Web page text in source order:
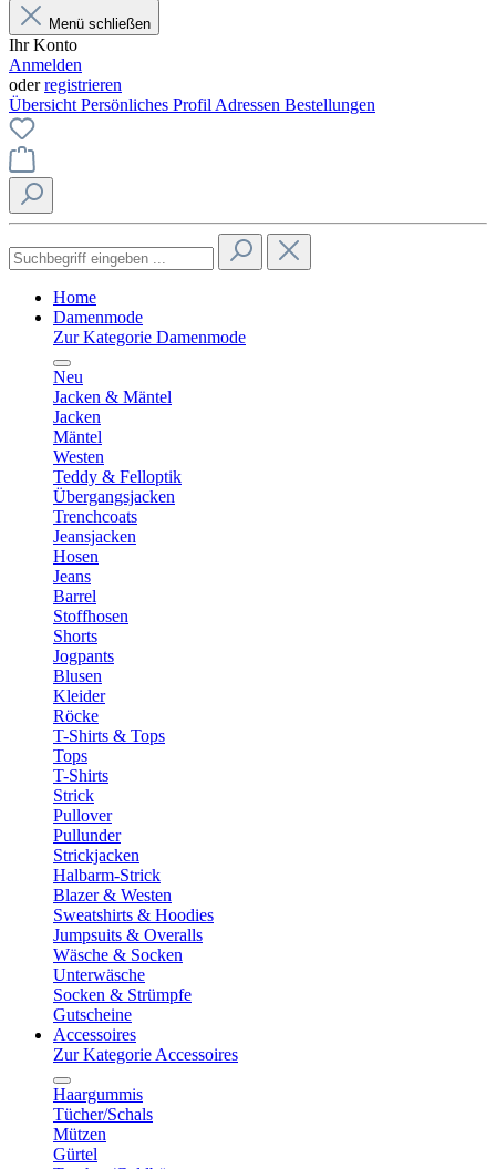
Menü schließen
Ihr Konto
Anmelden
oderregistrieren
Übersicht Persönliches Profil Adressen Bestellungen
Home
Damenmode
Zur Kategorie Damenmode
Neu
Jacken & Mäntel
Jacken
Mäntel
Westen
Teddy & Felloptik
Übergangsjacken
Trenchcoats
Jeansjacken
Hosen
Jeans
Barrel
Stoffhosen
Shorts
Jogpants
Blusen
Kleider
Röcke
T-Shirts & Tops
Tops
T-Shirts
Strick
Pullover
Pullunder
Strickjacken
Halbarm-Strick
Blazer & Westen
Sweatshirts & Hoodies
Jumpsuits & Overalls
Wäsche & Socken
Unterwäsche
Socken & Strümpfe
Gutscheine
Accessoires
Zur Kategorie Accessoires
Haargummis
Tücher/Schals
Mützen
Gürtel